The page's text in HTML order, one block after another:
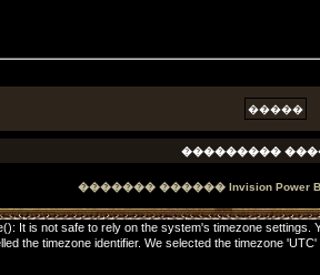
���������
������� ������ Invision Power
It is not safe to rely on the system's timezone settings.
the timezone identifier. We selected the timezone